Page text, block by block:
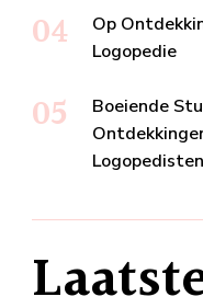
Op
Logopedie
Boeiende
Logopedisten